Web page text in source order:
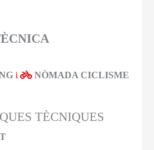
i NÒMADA CICLISME
TÈCNIQUES